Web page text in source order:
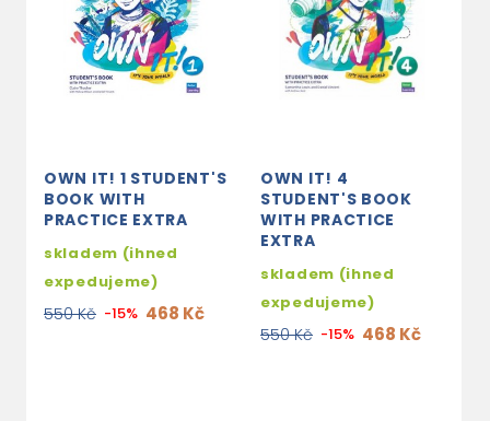
OWN IT! 1 STUDENT'S
BOOK WITH
PRACTICE EXTRA
skladem (ihned
expedujeme)
550 Kč -15% 468 Kč
OWN IT! 4
STUDENT'S BOOK
WITH PRACTICE
EXTRA
skladem (ihned
expedujeme)
550 Kč -15% 468 Kč